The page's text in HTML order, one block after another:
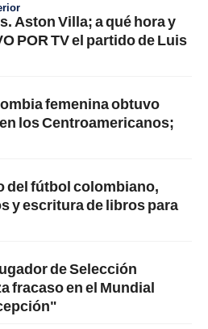
Aston Villa; a qué hora y
POR TV el partido de Luis
femenina obtuvo
los Centroamericanos;
del fútbol colombiano,
y escritura de libros para
de Selección
fracaso en el Mundial